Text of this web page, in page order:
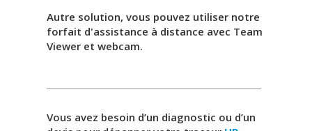
Autre solution, vous pouvez utiliser notre
forfait d'assistance à distance avec Team
Viewer et webcam.
Vous avez besoin d’un diagnostic ou d’un